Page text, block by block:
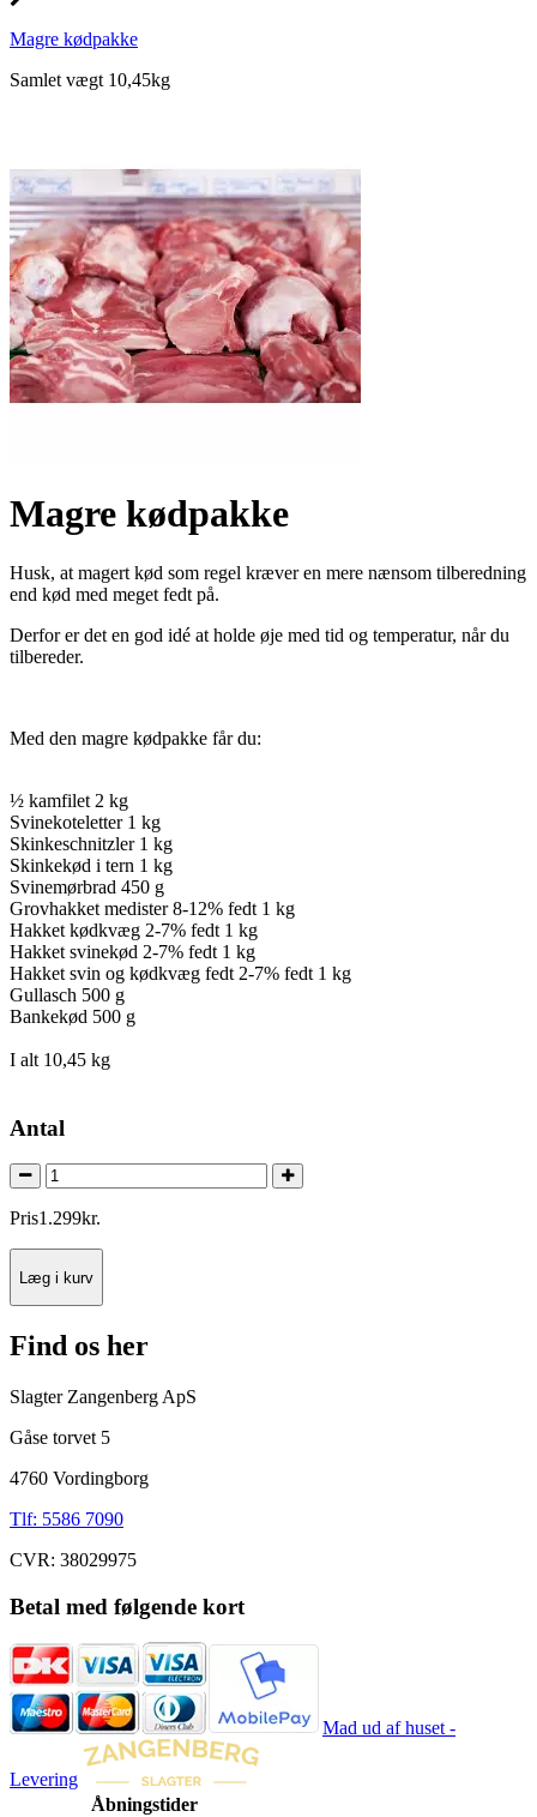
Magre kødpakke
Samlet vægt 10,45kg
Magre kødpakke
Husk, at magert kød som regel kræver en mere nænsom tilberedning
end kød med meget fedt på.
Derfor er det en god idé at holde øje med tid og temperatur, når du
tilbereder.
Med den magre kødpakke får du:
½ kamfilet 2 kg
Svinekoteletter 1 kg
Skinkeschnitzler 1 kg
Skinkekød i tern 1 kg
Svinemørbrad 450 g
Grovhakket medister 8-12% fedt 1 kg
Hakket kødkvæg 2-7% fedt 1 kg
Hakket svinekød 2-7% fedt 1 kg
Hakket svin og kødkvæg fedt 2-7% fedt 1 kg
Gullasch 500 g
Bankekød 500 g
I alt 10,45 kg
Antal
Pris1.299kr.
Læg i kurv
Find os her
Slagter Zangenberg ApS
Gåse torvet 5
4760 Vordingborg
Tlf: 5586 7090
CVR: 38029975
Betal med følgende kort
Mad ud af huset -
Levering
Åbningstider